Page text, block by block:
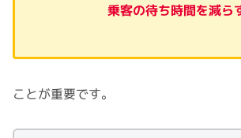
乗客の待ち時間を減ら
ことが重要です。